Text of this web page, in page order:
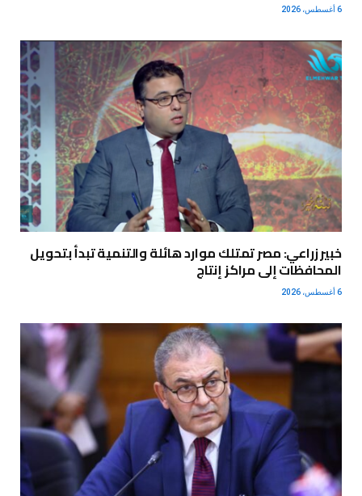
6 أغسطس، 2026
خبير زراعي: مصر تمتلك موارد هائلة والتنمية تبدأ بتحويل
المحافظات إلى مراكز إنتاج
6 أغسطس، 2026